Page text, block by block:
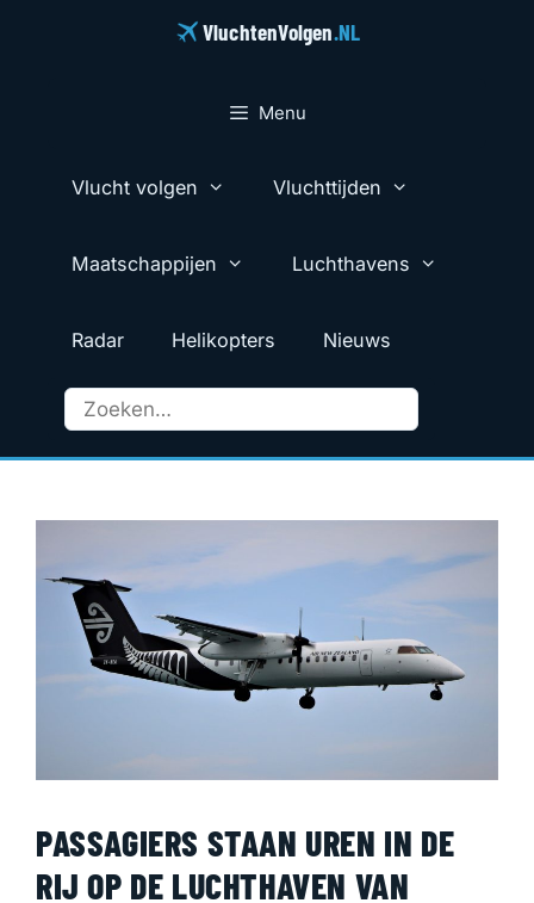
VluchtenVolgen.NL
Menu
Vlucht volgen Vluchttijden
Maatschappijen Luchthavens
Radar Helikopters Nieuws
PASSAGIERS STAAN ​​UREN IN DE
RIJ OP DE LUCHTHAVEN VAN